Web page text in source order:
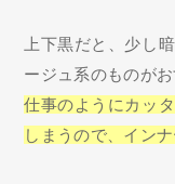
上下黒だと、少し
ージュ系のものがお
仕事のようにカッ
しまうので、イン